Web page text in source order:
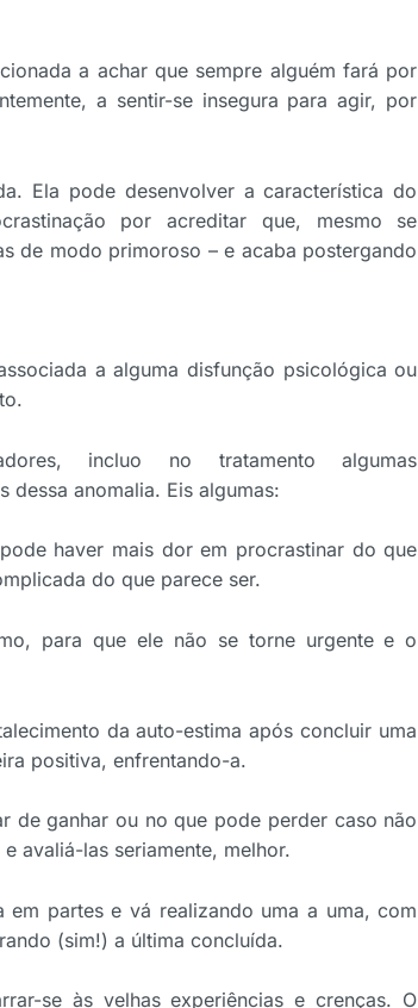
a achar que sempre alguém fará por
a sentir-se insegura para agir, por
Ela pode desenvolver a característica do
por acreditar que, mesmo se
de modo primoroso – e acaba postergando
a alguma disfunção psicológica ou
incluo no tratamento algumas
dessa anomalia. Eis algumas:
haver mais dor em procrastinar do que
do que parece ser.
para que ele não se torne urgente e o
da auto-estima após concluir uma
positiva, enfrentando-a.
de ganhar ou no que pode perder caso não
avaliá-las seriamente, melhor.
partes e vá realizando uma a uma, com
(sim!) a última concluída.
se às velhas experiências e crenças. O